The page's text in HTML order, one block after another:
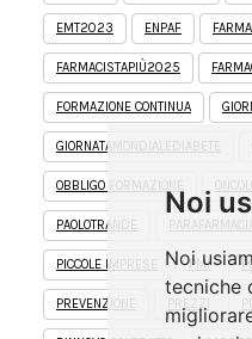
Noi
Noi
tecniche
EMT2023 ENPAF
FARMACISTAPIÙ2025
FORMAZIONE CONTINUA
GIORNATAMONDIALEDIABETE
OBBLIGO FORMAZIONE
PAOLOTRANDE PARAFARMACIA
PICCOLE IMPRESE PMI
PREVENZIONE PREZZI